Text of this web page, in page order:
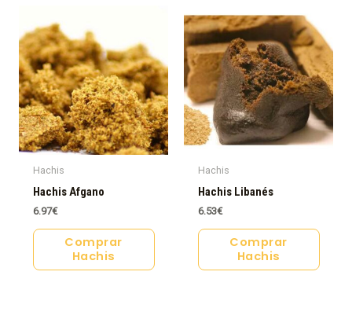
Hachis
Hachis Afgano
6.97€
Comprar
Hachis
Hachis
Hachis Libanés
6.53€
Comprar
Hachis